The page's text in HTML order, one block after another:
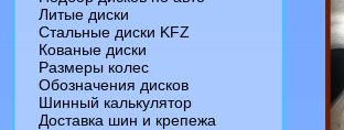
Литые диски
Стальные диски KFZ
Кованые диски
Размеры колес
Обозначения дисков
Шинный калькулятор
Доставка шин и крепежа